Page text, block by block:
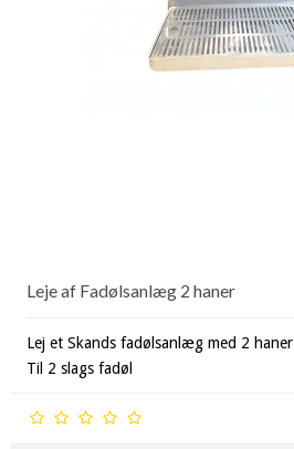
Leje af Fadølsanlæg 2 haner
Lej et Skands fadølsanlæg med 2 haner
Til 2 slags fadøl